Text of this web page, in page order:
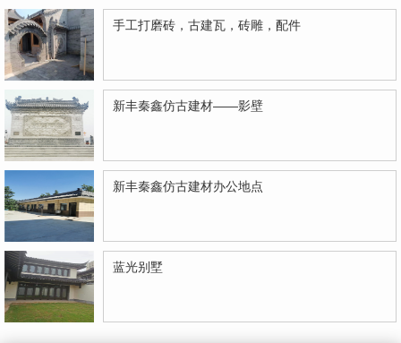
手工打磨砖，古建瓦，砖雕，配件
新丰秦鑫仿古建材——影壁
新丰秦鑫仿古建材办公地点
蓝光别墅